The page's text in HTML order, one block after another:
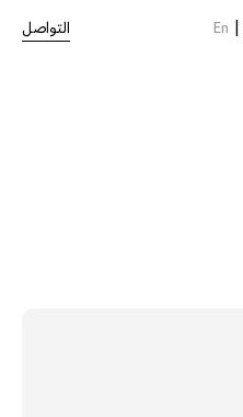
En التواصل